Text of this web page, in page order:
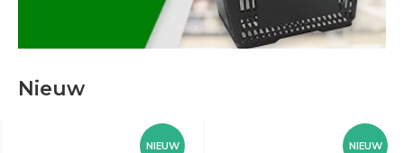
Nieuw
NIEUW NIEUW